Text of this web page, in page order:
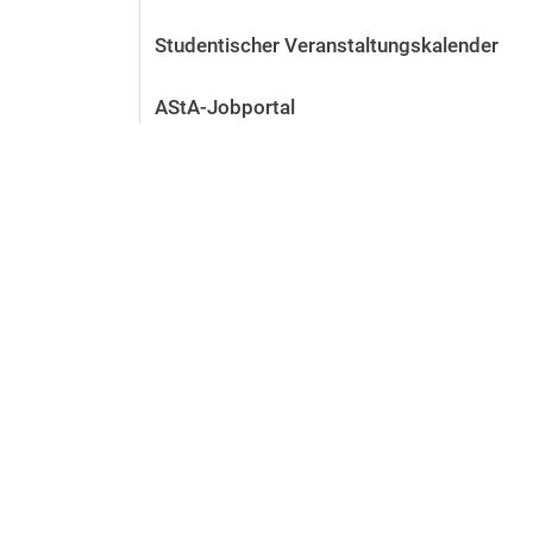
Studentischer Veranstaltungskalender
AStA-Jobportal